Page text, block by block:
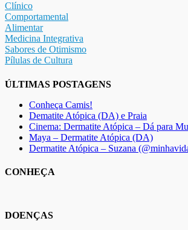
Clínico
Comportamental
Alimentar
Medicina Integrativa
Sabores de Otimismo
Pílulas de Cultura
ÚLTIMAS POSTAGENS
Conheça Camis!
Dematite Atópica (DA) e Praia
Cinema: Dermatite Atópica – Dá para
Maya – Dermatite Atópica (DA)
Dermatite Atópica – Suzana
CONHEÇA
DOENÇAS